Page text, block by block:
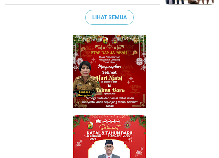
LIHAT SEMUA